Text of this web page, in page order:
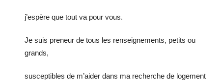
j’espère que tout va pour vous.
Je suis preneur de tous les renseignements, petits ou
grands,
susceptibles de m’aider dans ma recherche de logement